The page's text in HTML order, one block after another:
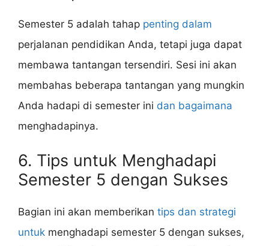
Semester 5 adalah tahap penting dalam
perjalanan pendidikan Anda, tetapi juga dapat
membawa tantangan tersendiri. Sesi ini akan
membahas beberapa tantangan yang mungkin
Anda hadapi di semester ini dan bagaimana
menghadapinya.
6. Tips untuk Menghadapi
Semester 5 dengan Sukses
Bagian ini akan memberikan tips dan strategi
untuk menghadapi semester 5 dengan sukses,